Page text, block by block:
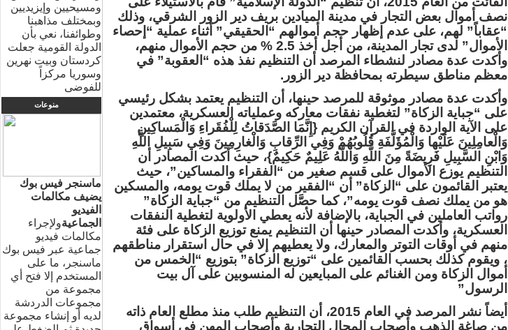
ومسيحيين وإيزيديين
وبمختلف مذاهبنا
وطوائفنا، نعي بأن
الدولة القومية جعلت
كردستان وبيت نهرين
وسوريا مركزاً
للفوضى
منوعات
ماسنجر فيس بوك
يضيف مكالمات
الفيديو
الجماعيةولإجراء
مكالمات فيديو
جماعية عبر فيس بوك
ماسنجر، ما على
المستخدم إلا فتح أي
مجموعة من
مجموعات الدردشة
لديه أو إنشاء مجموعة
نصف أموال بعض التجار في مدينة الميادين بريف دير الزور الشرقي، وذلك
“عقاباً” لهم، على عدم إظهار حجم أموالهم “الحقيقي” أثناء عملية “إحصاء
الأموال” لدى تجار المدينة، من أجل أخذ 2.5 % من حجم الأموال منهم،
وأكدت عدة مصادر لنشطاء المرصد أن التنظيم نفذ هذه “العقوبة” في
معظم مناطق سيطرته بمحافظة دير الزور.
وأكدت عدة مصادر موثوقة للمرصد حينها، أن التنظيم يعتمد بشكل رئيسي
على “جباية الزكاة” لتغطية نفقات معاركه وعملياته العسكرية، معتمدين
على الآية الواردة في القرآن الكريم {إِنَّمَا الصَّدَقاتُ لِلْفُقَراءِ وَالْمَساكِينِ
وَالْعامِلِينَ عَلَيْها وَالْمُؤَلَّفَةِ قُلُوبُهُمْ وَفِي الرِّقابِ وَالْغارِمِينَ وَفِي سَبِيلِ اللَّهِ
وَابْنِ السَّبِيلِ فَرِيضَةً مِنَ اللَّهِ وَاللَّهُ عَلِيمٌ حَكِيمٌ}، حيث أكدت المصادر أن
التنظيم يوزع الأموال على قسم صغير من “الفقراء والمساكين”، حيث
يعتبر القائمون على “الزكاة” أن “الفقير من لا يملك قوت يومه، والمسكين
هو من يملك نصف قوت يومه”، كما حصَّل التنظيم من “جباية الزكاة”
رواتب العاملين في الجباية، بالإضافة لأنه يعطي الأولوية لتغطية النفقات
العسكرية، وأكدت المصادر حينها أن التنظيم يمنع توزيع الزكاة على فئة
منهم في أوقات التوتر والمعارك، ولا يعطيهم إلا في حال استقرار مناطقهم
، ويقوم كذلك بحسب القائمين على “توزيع الزكاة” بتوزيع “الخمس من
أموال الزكاة ومن الغنائم على المبايعين له المنسوبين على آل بيت
الرسول”
أيضاً نشر المرصد في العام 2015، أن التنظيم طلب منذ مطلع العام ذاته
من صاغة الذهب وأصحاب المحال التجارية وأصحاب المهن في أسواق